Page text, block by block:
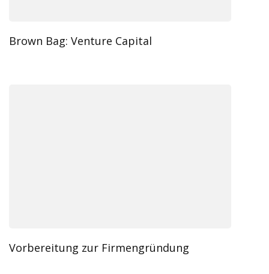
Brown Bag: Venture Capital
Vorbereitung zur Firmengründung